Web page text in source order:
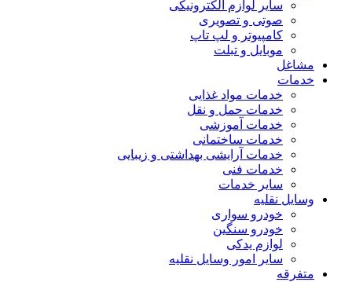
سایر لوازم الکترونیکی
صوتی و تصویری
کامپیوتر و لپ تاپ
موبایل و تبلت
مشاغل
خدمات
خدمات مواد غذایی
خدمات حمل و نقل
خدمات آموزشی
خدمات ساختمانی
خدمات آرایشی بهداشتی و زیبایی
خدمات فنی
سایر خدمات
وسایل نقلیه
خودرو سواری
خودرو سنگین
لوازم یدکی
سایر امور وسایل نقلیه
متفرقه